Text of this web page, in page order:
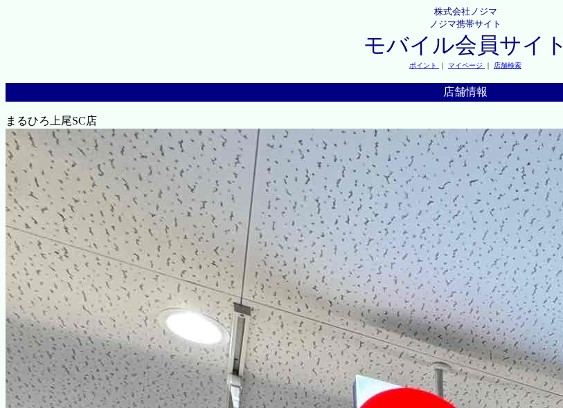
株式会社ノジマ
ノジマ携帯サイト
モバイル会員サイト
ポイント ｜ マイページ ｜ 店舗検索
店舗情報
まるひろ上尾SC店